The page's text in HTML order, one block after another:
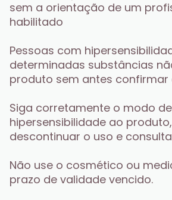
sem a orientação de um
habilitado
Pessoas com
determinadas substâncias
produto sem antes
Siga corretamente o modo
hipersensibilidade ao
descontinuar o uso e
Não use o cosmético ou
prazo de validade vencido.